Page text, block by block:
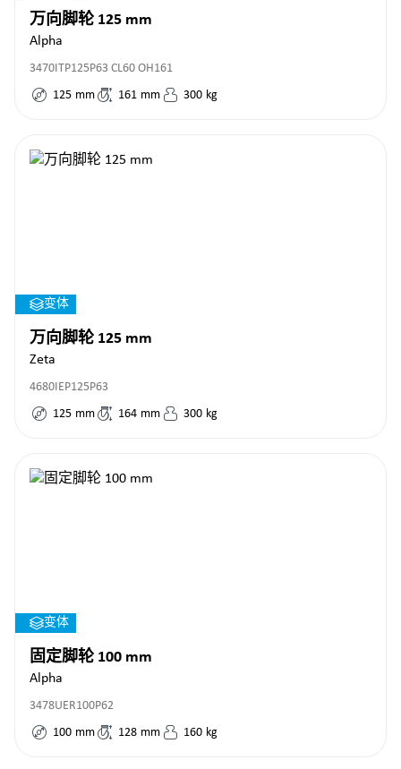
万向脚轮 125 mm
Alpha
3470ITP125P63 CL60 OH161
125 mm 161 mm 300 kg
变体
万向脚轮 125 mm
Zeta
4680IEP125P63
125 mm 164 mm 300 kg
变体
固定脚轮 100 mm
Alpha
3478UER100P62
100 mm 128 mm 160 kg